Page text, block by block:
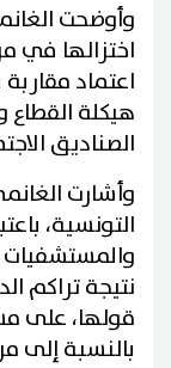
وأوضحت
اختزالها في
اعتماد
هيكلة القطاع
الصناديق
وأشارت
التونسية،
والمستشفيات
نتيجة تراكم
قولها، على
بالنسبة إلى